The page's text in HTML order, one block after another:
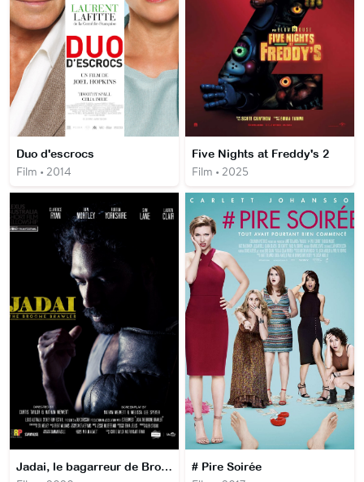
Duo d'escrocs
Film • 2014
Five Nights at Freddy's 2
Film • 2025
Jadai, le bagarreur de Broome # Pire Soirée